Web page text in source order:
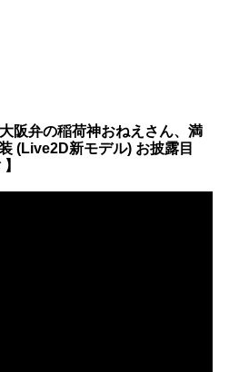
阪弁の稲荷神おねえさん、満
(Live2D新モデル) お披露目